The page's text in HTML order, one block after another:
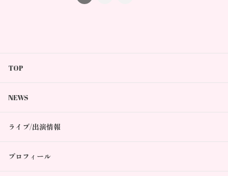
TOP
NEWS
ライブ/出演情報
プロフィール